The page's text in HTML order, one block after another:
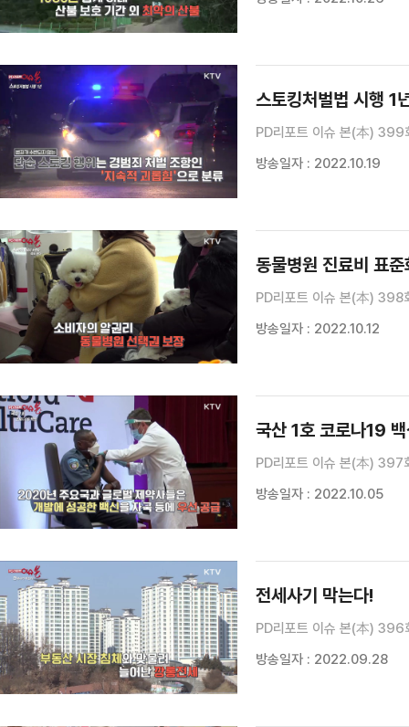
스토킹처벌법 시행 1
PD리포트 이슈 본(本) 399
방송일자 : 2022.10.19
동물병원 진료비 표
PD리포트 이슈 본(本) 398
방송일자 : 2022.10.12
국산 1호 코로나19
PD리포트 이슈 본(本) 397
방송일자 : 2022.10.05
전세사기 막는다!
PD리포트 이슈 본(本) 396
방송일자 : 2022.09.28